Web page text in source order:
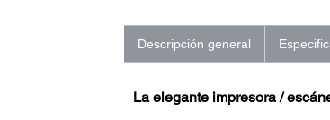
Descripción general
La elegante impresora /